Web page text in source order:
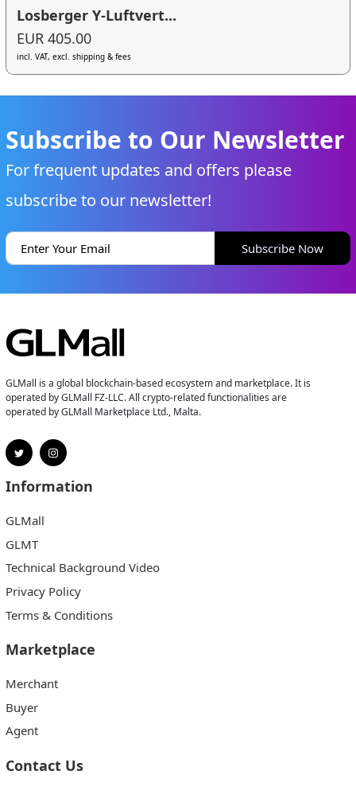
Losberger Y-Luftvert...
EUR 405.00
incl. VAT, excl. shipping & fees
Subscribe to Our Newsletter
For frequent updates and offers please
subscribe to our newsletter!
Subscribe Now
GLMall is a global blockchain-based ecosystem and marketplace. It is
operated by GLMall FZ-LLC. All crypto-related functionalities are
operated by GLMall Marketplace Ltd., Malta.
Information
GLMall
GLMT
Technical Background Video
Privacy Policy
Terms & Conditions
Marketplace
Merchant
Buyer
Agent
Contact Us